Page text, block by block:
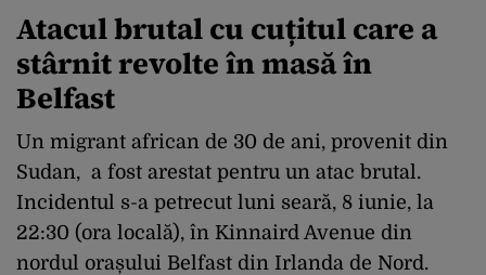
Atacul brutal cu cuțitul care a
stârnit revolte în masă în
Belfast
Un migrant african de 30 de ani, provenit din
Sudan, a fost arestat pentru un atac brutal.
Incidentul s-a petrecut luni seară, 8 iunie, la
22:30 (ora locală), în Kinnaird Avenue din
nordul orașului Belfast din Irlanda de Nord.